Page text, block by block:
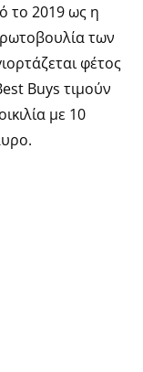
το 2019 ως η
των
φέτος
Buys τιμούν
με 10